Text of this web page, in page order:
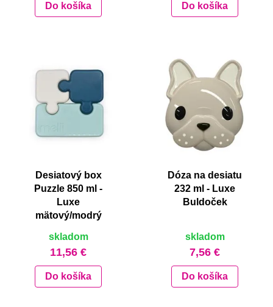
Do košíka Do košíka
Desiatový box
Puzzle 850 ml -
Luxe
mätový/modrý
skladom
11,56 €
Do košíka
Dóza na desiatu
232 ml - Luxe
Buldoček
skladom
7,56 €
Do košíka